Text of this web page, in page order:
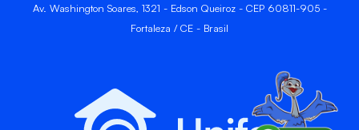
Av. Washington Soares, 1321 - Edson Queiroz - CEP 60811-905 -
Fortaleza / CE - Brasil